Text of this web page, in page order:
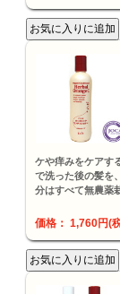
ケや痒みをケアす
で洗った後の髪を
分はすべて無農薬
価格： 1,760円(